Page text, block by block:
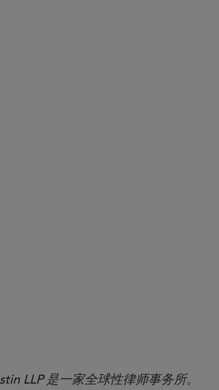
LLP 是一家全球性律师事务所。